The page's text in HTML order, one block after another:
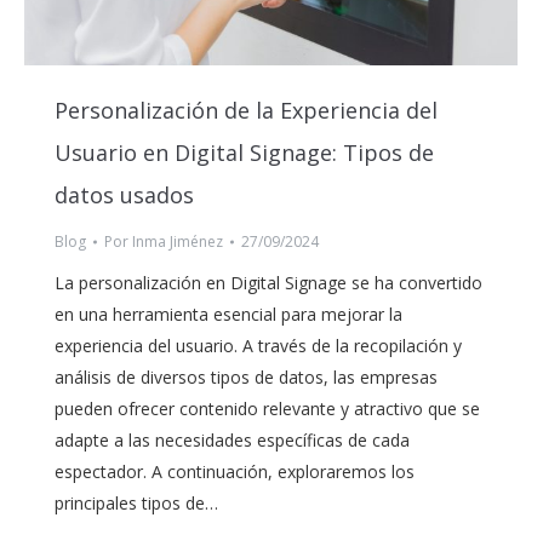
Personalización de la Experiencia del
Usuario en Digital Signage: Tipos de
datos usados
Blog Por Inma Jiménez 27/09/2024
La personalización en Digital Signage se ha convertido
en una herramienta esencial para mejorar la
experiencia del usuario. A través de la recopilación y
análisis de diversos tipos de datos, las empresas
pueden ofrecer contenido relevante y atractivo que se
adapte a las necesidades específicas de cada
espectador. A continuación, exploraremos los
principales tipos de…